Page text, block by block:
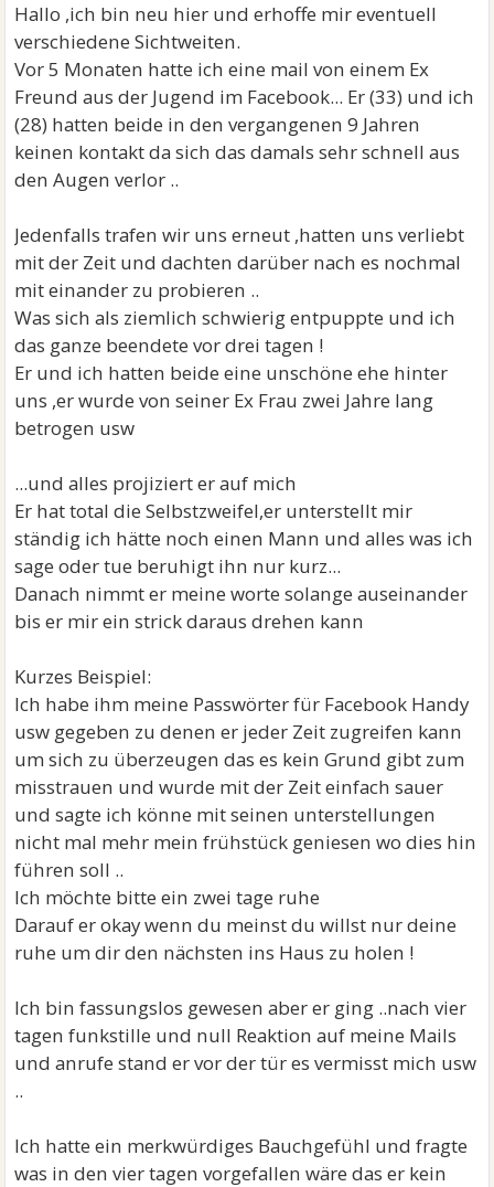
Hallo ,ich bin neu hier und erhoffe mir eventuell
verschiedene Sichtweiten.
Vor 5 Monaten hatte ich eine mail von einem Ex
Freund aus der Jugend im Facebook... Er (33) und ich
(28) hatten beide in den vergangenen 9 Jahren
keinen kontakt da sich das damals sehr schnell aus
den Augen verlor ..
Jedenfalls trafen wir uns erneut ,hatten uns verliebt
mit der Zeit und dachten darüber nach es nochmal
mit einander zu probieren ..
Was sich als ziemlich schwierig entpuppte und ich
das ganze beendete vor drei tagen !
Er und ich hatten beide eine unschöne ehe hinter
uns ,er wurde von seiner Ex Frau zwei Jahre lang
betrogen usw
...und alles projiziert er auf mich
Er hat total die Selbstzweifel,er unterstellt mir
ständig ich hätte noch einen Mann und alles was ich
sage oder tue beruhigt ihn nur kurz...
Danach nimmt er meine worte solange auseinander
bis er mir ein strick daraus drehen kann
Kurzes Beispiel:
Ich habe ihm meine Passwörter für Facebook Handy
usw gegeben zu denen er jeder Zeit zugreifen kann
um sich zu überzeugen das es kein Grund gibt zum
misstrauen und wurde mit der Zeit einfach sauer
und sagte ich könne mit seinen unterstellungen
nicht mal mehr mein frühstück geniesen wo dies hin
führen soll ..
Ich möchte bitte ein zwei tage ruhe
Darauf er okay wenn du meinst du willst nur deine
ruhe um dir den nächsten ins Haus zu holen !
Ich bin fassungslos gewesen aber er ging ..nach vier
tagen funkstille und null Reaktion auf meine Mails
und anrufe stand er vor der tür es vermisst mich usw
..
Ich hatte ein merkwürdiges Bauchgefühl und fragte
was in den vier tagen vorgefallen wäre das er kein